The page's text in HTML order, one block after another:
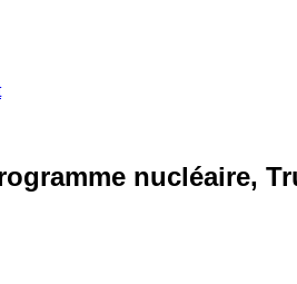
nucléaire,